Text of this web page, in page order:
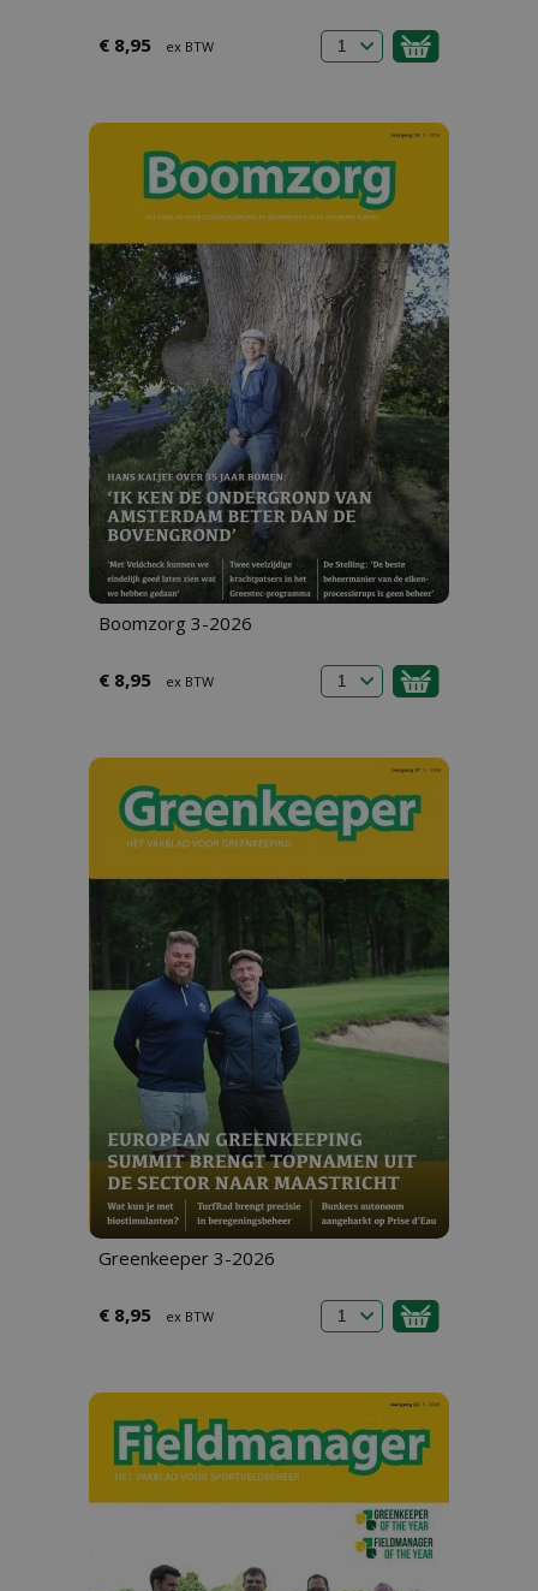
€ 8,95 ex BTW
Boomzorg 3-2026
€ 8,95 ex BTW
Greenkeeper 3-2026
€ 8,95 ex BTW